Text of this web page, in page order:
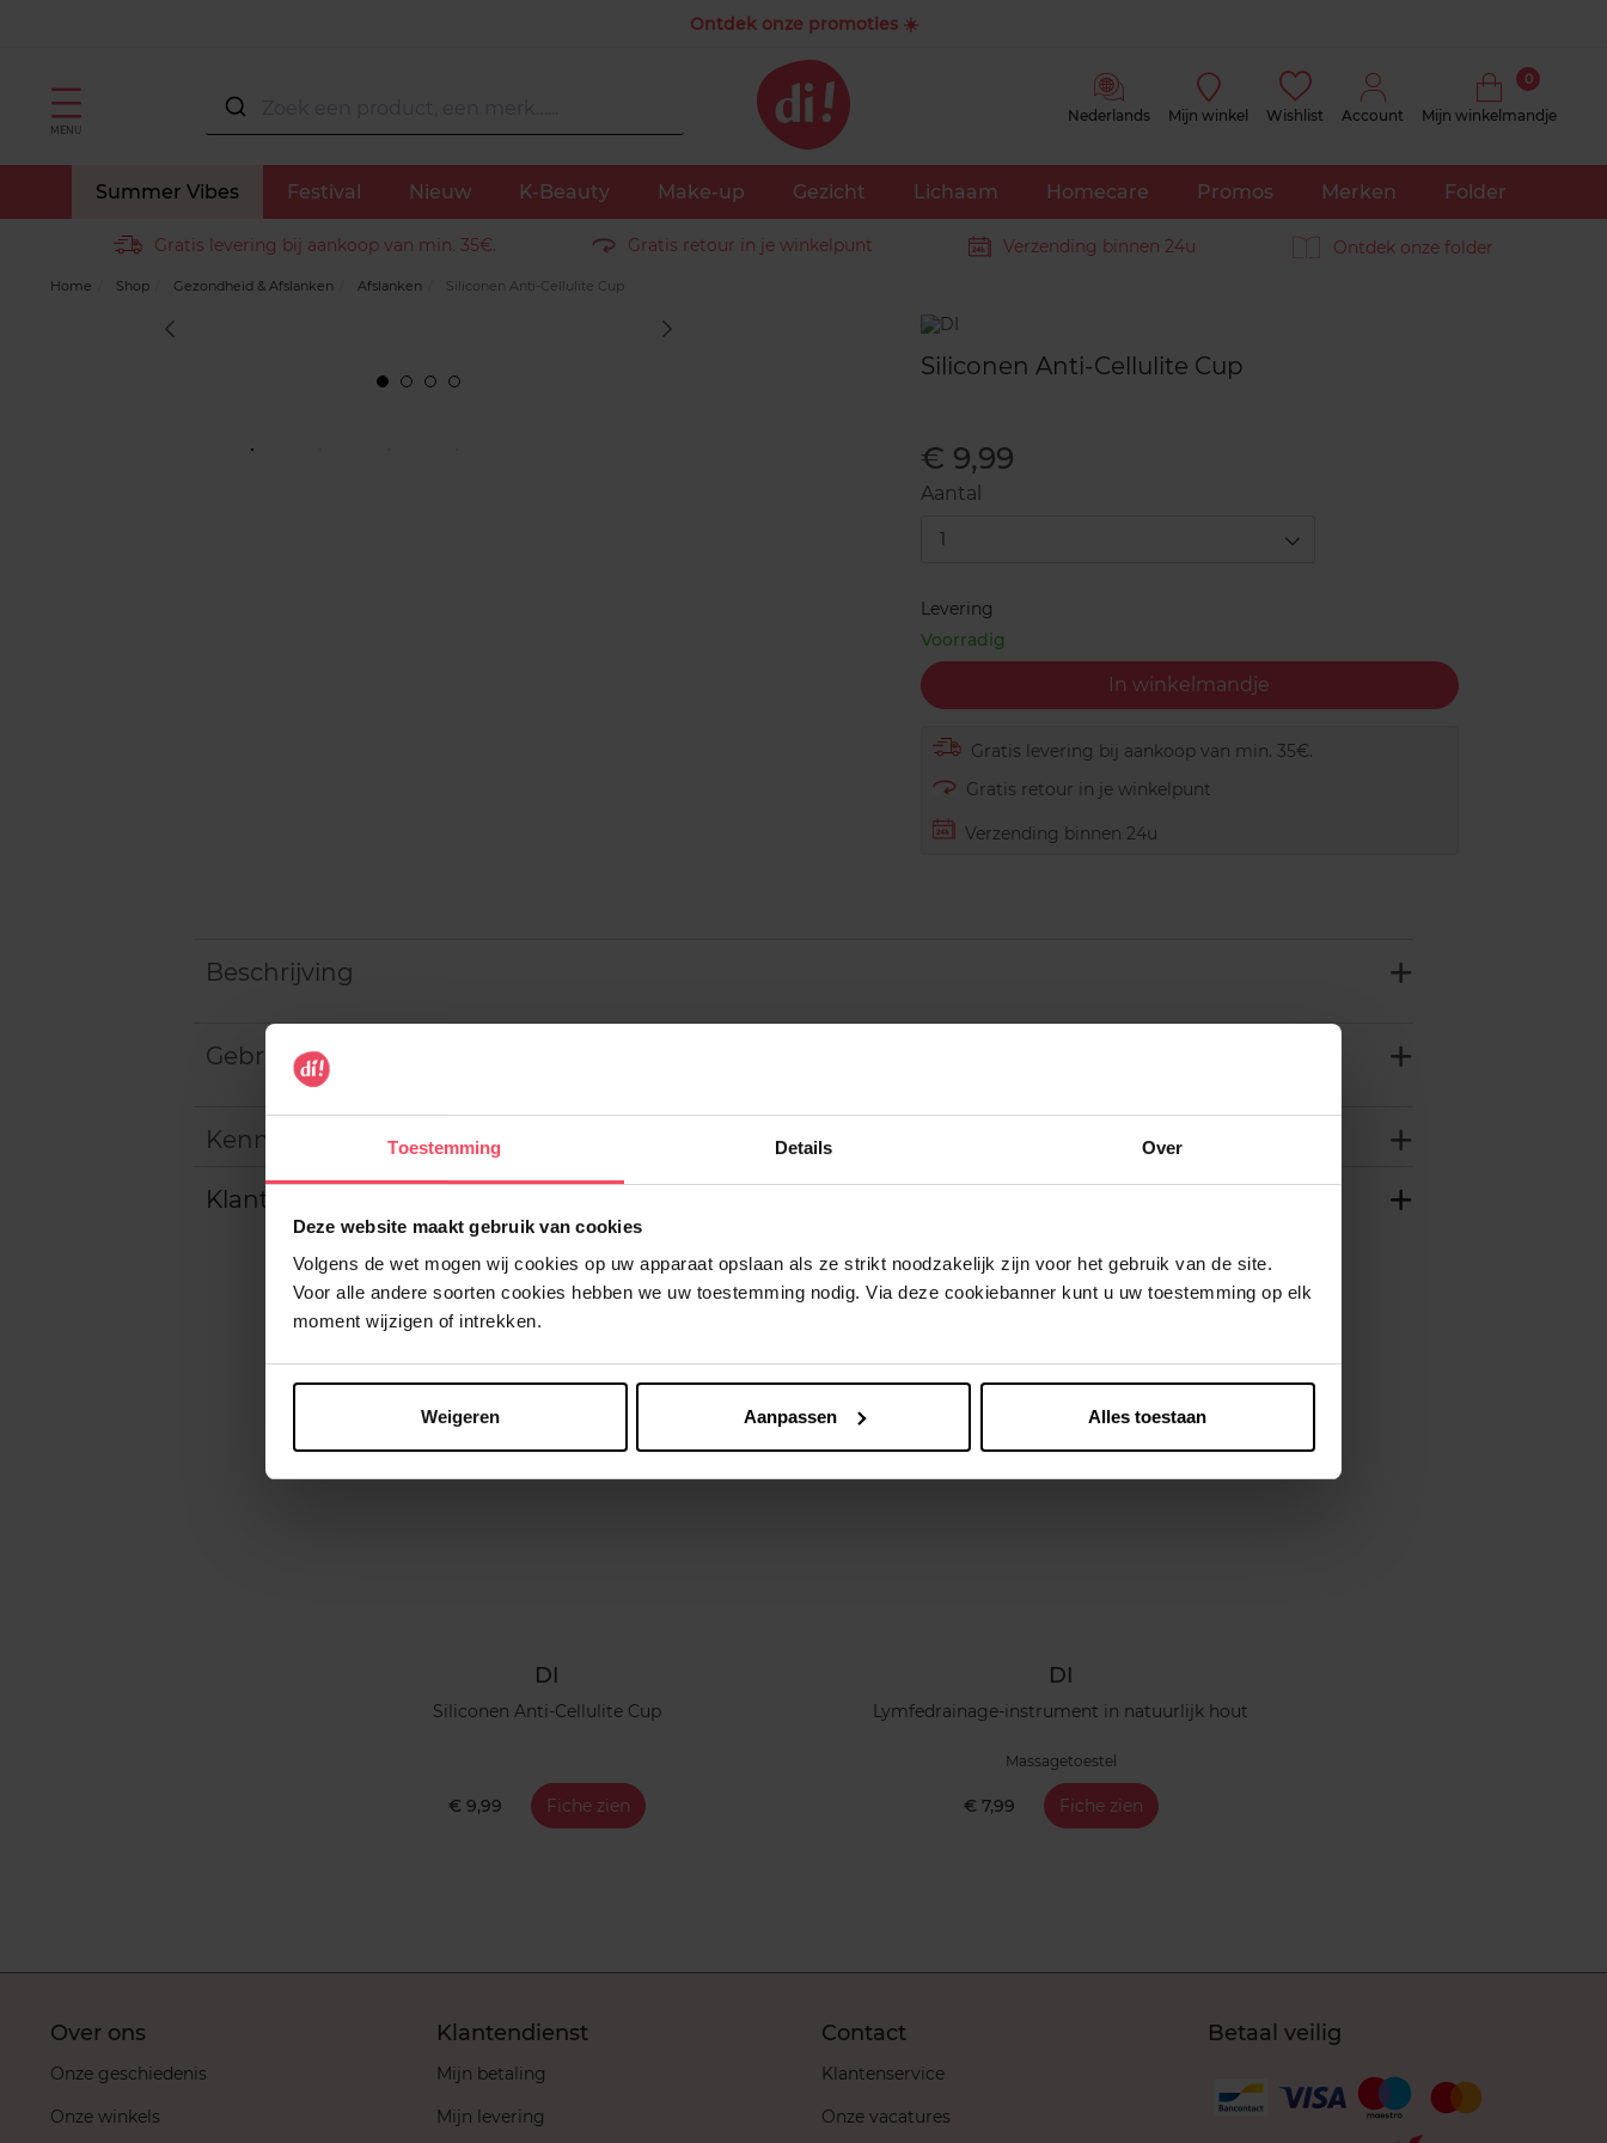
Toestemming Details Over
Deze website maakt gebruik van cookies
Volgens de wet mogen wij cookies op uw apparaat opslaan als ze strikt noodzakelijk zijn voor het gebruik van de site.
Voor alle andere soorten cookies hebben we uw toestemming nodig. Via deze cookiebanner kunt u uw toestemming op elk
moment wijzigen of intrekken.
Weigeren Aanpassen Alles toestaan
Ontdek onze promoties ☀️
MENU
Nederlands Mijn winkel Wishlist Account Mijn winkelmandje
0
Summer Vibes Festival Nieuw K-Beauty Make-up Gezicht Lichaam Homecare Promos Merken Folder
Gratis levering bij aankoop van min. 35€. Gratis retour in je winkelpunt Verzending binnen 24u Ontdek onze folder
Home Shop Gezondheid & Afslanken Afslanken Siliconen Anti-Cellulite Cup
Merk
Siliconen Anti-Cellulite Cup
€ 9,99
Aantal
1
Levering
Voorradig
In winkelmandje
Gratis levering bij aankoop van min. 35€.
Gratis retour in je winkelpunt
Verzending binnen 24u
Beschrijving
Gebruiksadvies
Kenmerken
Klantereview
Nog iets vergeten ?
DI
Siliconen Anti-Cellulite Cup
€ 9,99 Fiche zien
DI
Lymfedrainage-instrument in natuurlijk hout
Massagetoestel
€ 7,99 Fiche zien
Over ons
Onze geschiedenis
Onze winkels
Klantendienst
Mijn betaling
Mijn levering
Contact
Klantenservice
Onze vacatures
Betaal veilig